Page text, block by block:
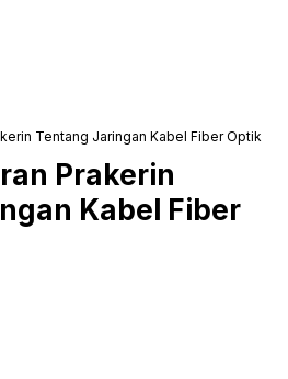
Tentang Jaringan Kabel Fiber Optik
Prakerin
Kabel Fiber